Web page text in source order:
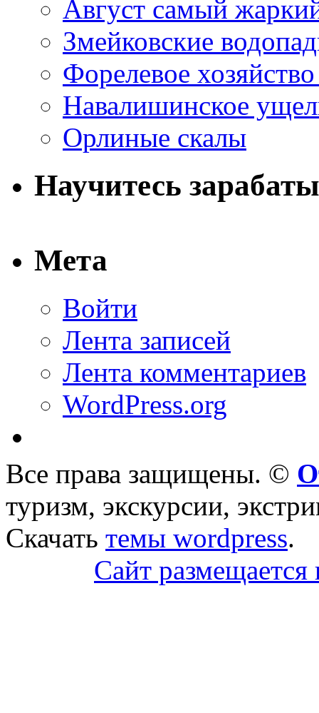
Август самый
Змейковские
Форелевое
Навалишинское
Орлиные скалы
Научитесь
Мета
Войти
Лента записей
Лента комментариев
WordPress.org
Все права защищены. ©
туризм, экскурсии,
Скачать темы wordpress.
Сайт размещается